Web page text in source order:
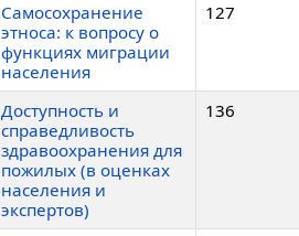
Самосохранение
этноса: к вопросу о
функциях миграции
населения
127
Доступность и
справедливость
здравоохранения для
пожилых (в оценках
населения и
экспертов)
136